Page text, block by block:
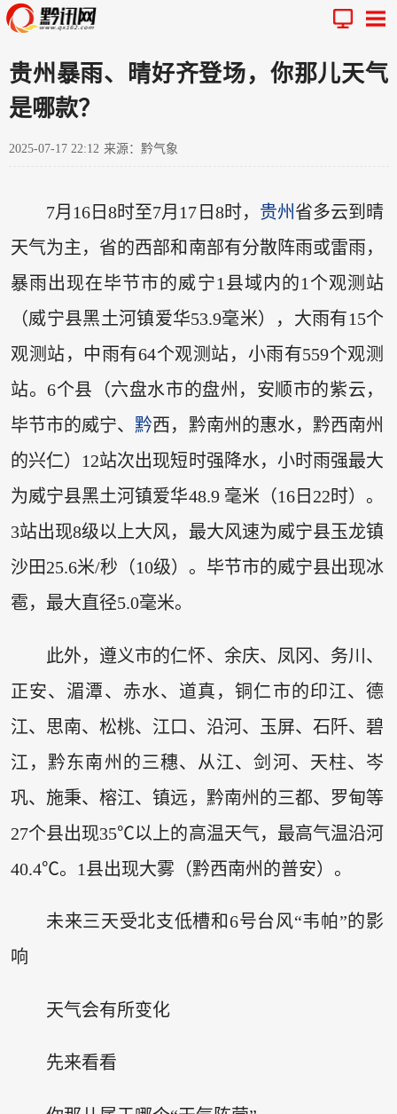
贵州暴雨、晴好齐登场，你那儿天气
是哪款？
2025-07-17 22:12 来源：黔气象
7月16日8时至7月17日8时， 贵州 省多云到晴
天气为主，省的西部和南部有分散阵雨或雷雨，
暴雨出现在毕节市的威宁1县域内的1个观测站
（威宁县黑土河镇爱华53.9毫米），大雨有15个
观测站，中雨有64个观测站，小雨有559个观测
站。6个县（六盘水市的盘州，安顺市的紫云，
毕节市的威宁、 黔西，黔南州的惠水，黔西南州
的兴仁）12站次出现短时强降水，小时雨强最大
为威宁县黑土河镇爱华48.9 毫米（16日22时）。
3站出现8级以上大风，最大风速为威宁县玉龙镇
沙田25.6米/秒（10级）。毕节市的威宁县出现冰
雹，最大直径5.0毫米。
此外，遵义市的仁怀、余庆、凤冈、务川、
正安、湄潭、赤水、道真，铜仁市的印江、德
江、思南、松桃、江口、沿河、玉屏、石阡、碧
江，黔东南州的三穗、从江、剑河、天柱、岑
巩、施秉、榕江、镇远，黔南州的三都、罗甸等
27个县出现35℃以上的高温天气，最高气温沿河
40.4℃。1县出现大雾（黔西南州的普安）。
未来三天受北支低槽和6号台风“韦帕”的影
响
天气会有所变化
先来看看